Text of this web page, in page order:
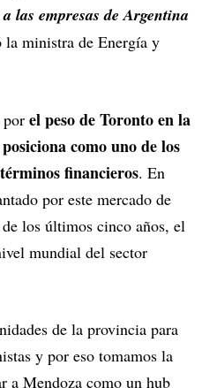
las empresas de Argentina
la ministra de Energía y
por el peso de Toronto en la
como uno de los
financieros. En
por este mercado de
los últimos cinco años, el
mundial del sector
de la provincia para
y por eso tomamos la
a Mendoza como un hub